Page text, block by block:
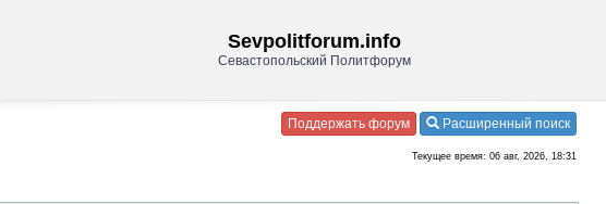
Sevpolitforum.info
Севастопольский Политфорум
Поддержать форум Расширенный поиск
Текущее время: 06 авг, 2026, 18:31